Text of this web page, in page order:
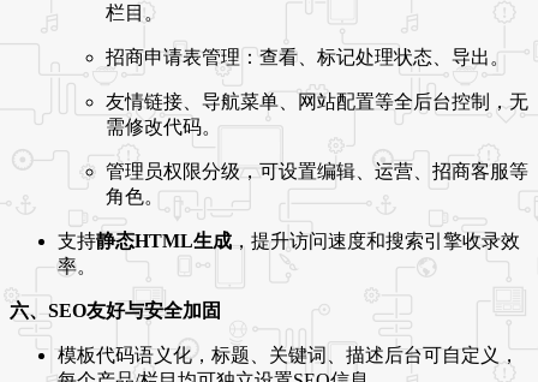
栏目。
招商申请表管理：查看、标记处理状态、导出。
友情链接、导航菜单、网站配置等全后台控制，无
需修改代码。
管理员权限分级，可设置编辑、运营、招商客服等
角色。
支持静态HTML生成，提升访问速度和搜索引擎收录效
率。
六、SEO友好与安全加固
模板代码语义化，标题、关键词、描述后台可自定义，